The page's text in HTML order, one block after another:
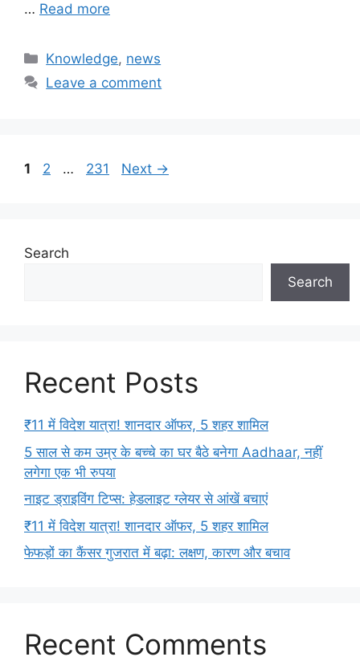
… Read more
Categories
Knowledge, news
Leave a comment
Page
1 Page
2 … Page
231 Next →
Search
Search
Recent Posts
₹11 में विदेश यात्रा! शानदार ऑफर, 5 शहर शामिल
5 साल से कम उम्र के बच्चे का घर बैठे बनेगा Aadhaar, नहीं
लगेगा एक भी रुपया
नाइट ड्राइविंग टिप्स: हेडलाइट ग्लेयर से आंखें बचाएं
₹11 में विदेश यात्रा! शानदार ऑफर, 5 शहर शामिल
फेफड़ों का कैंसर गुजरात में बढ़ा: लक्षण, कारण और बचाव
Recent Comments